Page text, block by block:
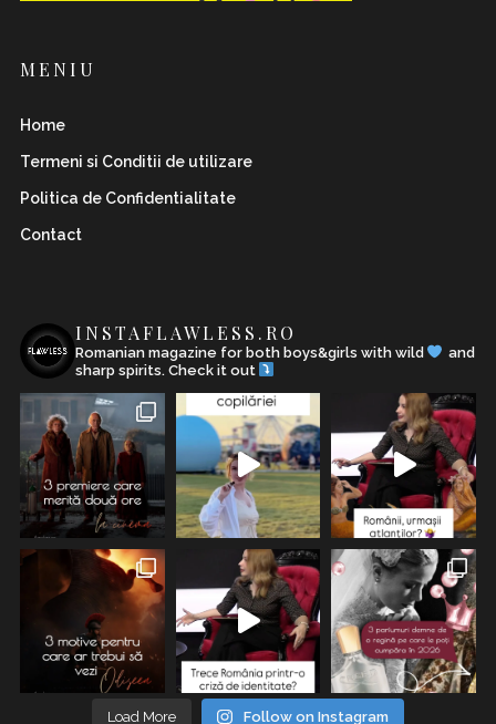
MENIU
Home
Termeni si Conditii de utilizare
Politica de Confidentialitate
Contact
INSTAFLAWLESS.RO
Romanian magazine for both boys&girls with wild
and
sharp spirits. Check it out
Load More Follow on Instagram